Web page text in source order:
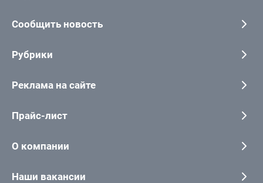
Сообщить новость
Рубрики
Реклама на сайте
Прайс-лист
О компании
Наши вакансии